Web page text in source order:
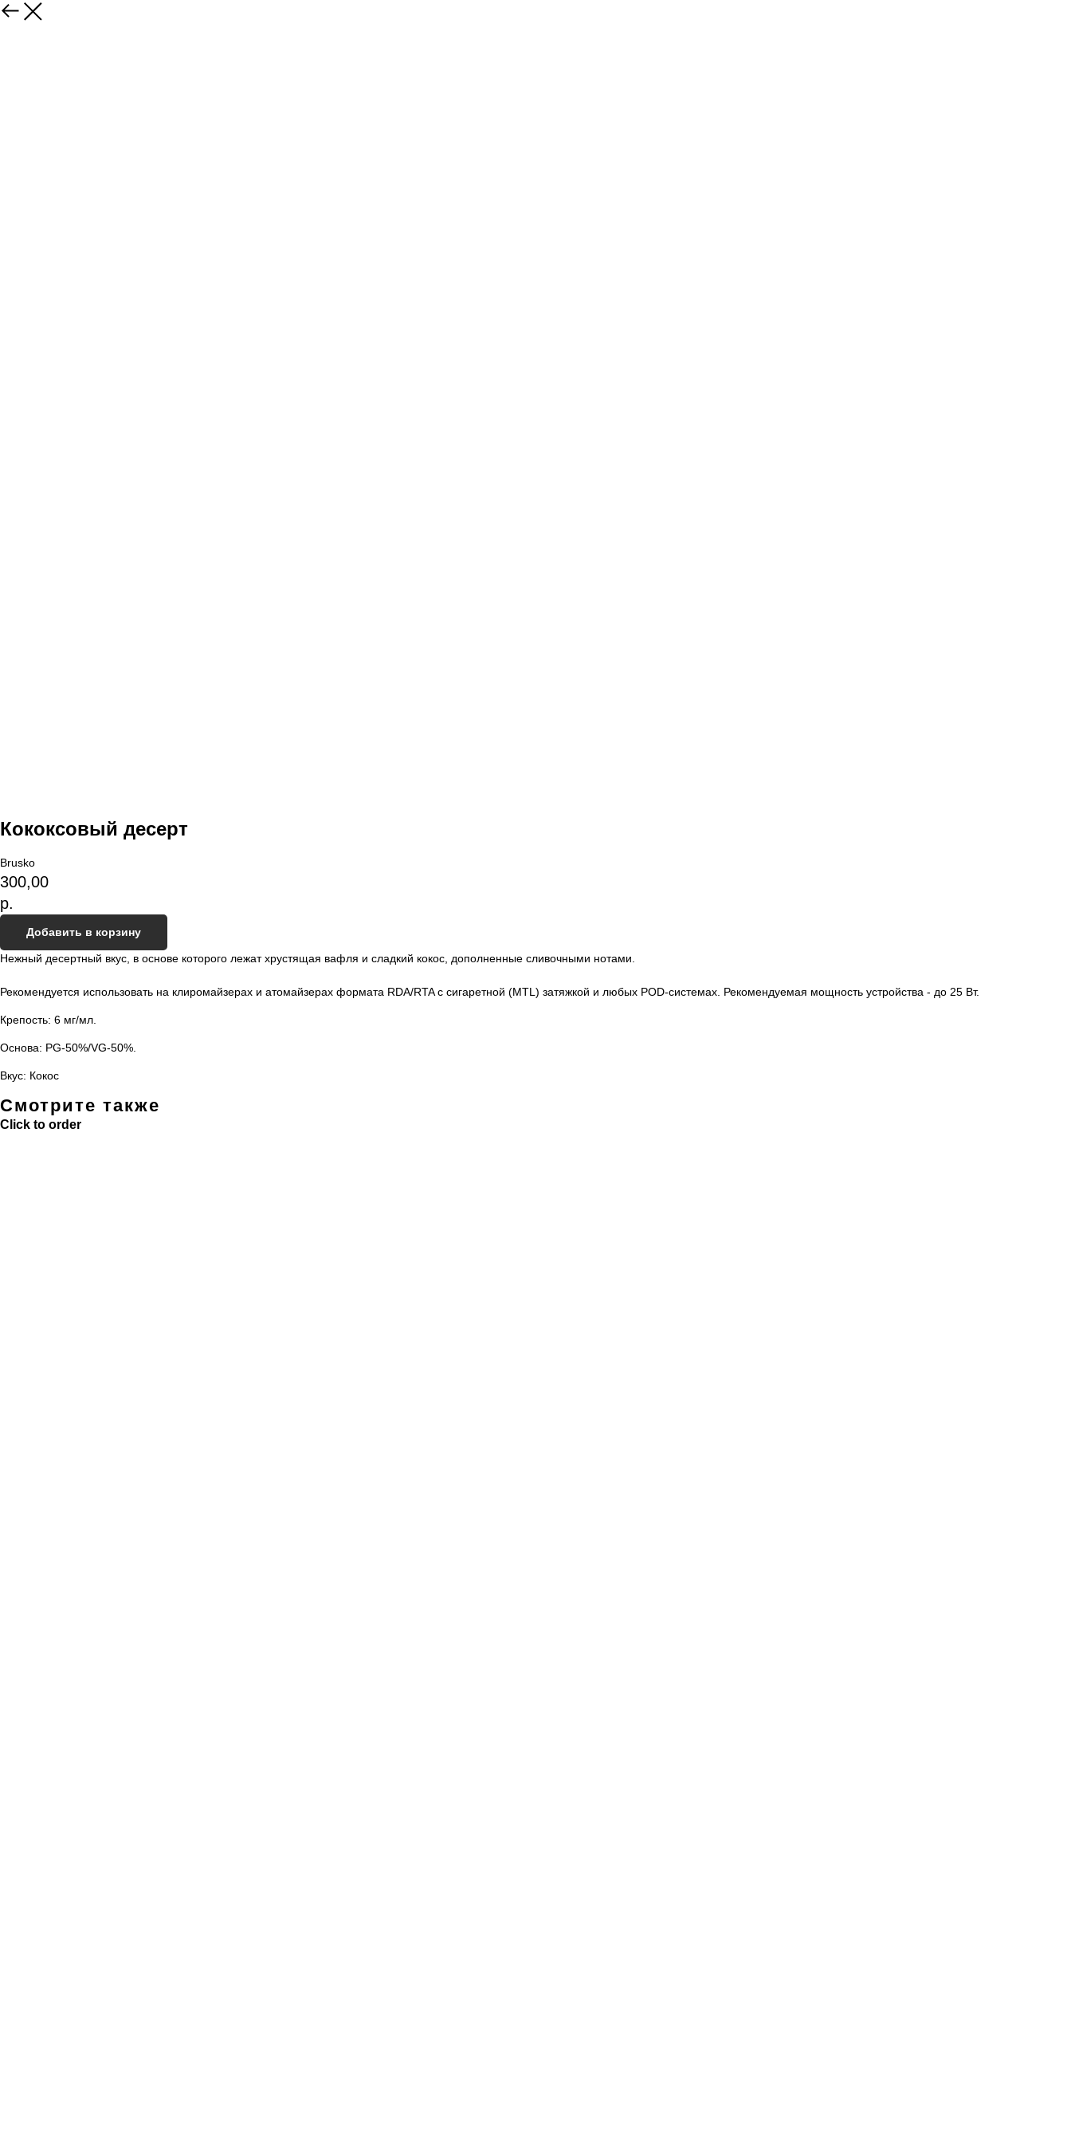
Кококсовый десерт
Brusko
300,00
р.
Добавить в корзину
Нежный десертный вкус, в основе которого лежат хрустящая вафля и сладкий кокос, дополненные сливочными нотами.
Рекомендуется использовать на клиромайзерах и атомайзерах формата RDA/RTA с сигаретной (MTL) затяжкой и любых POD-системах. Рекомендуемая мощность устройства - до 25 Вт.
Крепость: 6 мг/мл.
Основа: PG-50%/VG-50%.
Вкус: Кокос
Смотрите также
Click to order